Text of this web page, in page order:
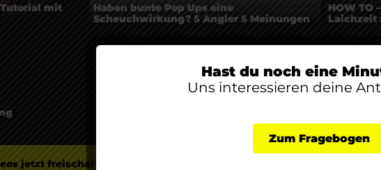
jetzt freischalten
mit
Haben bunte Pop Ups eine
Scheuchwirkung? 5 Angler 5 Meinungen
HOW TO
Laichzeit
Hast du noch eine
Uns interessieren deine
Zum Fragebogen